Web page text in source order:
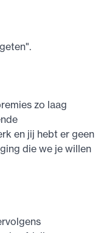
zo laag
en jij hebt er geen
die we je willen